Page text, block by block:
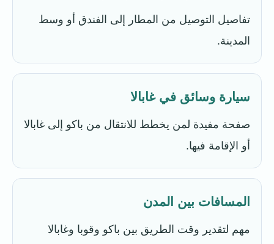
تفاصيل التوصيل من المطار إلى الفندق أو وسط
المدينة.
سيارة وسائق في غابالا
صفحة مفيدة لمن يخطط للانتقال من باكو إلى غابالا
أو الإقامة فيها.
المسافات بين المدن
مهم لتقدير وقت الطريق بين باكو وقوبا وغابالا